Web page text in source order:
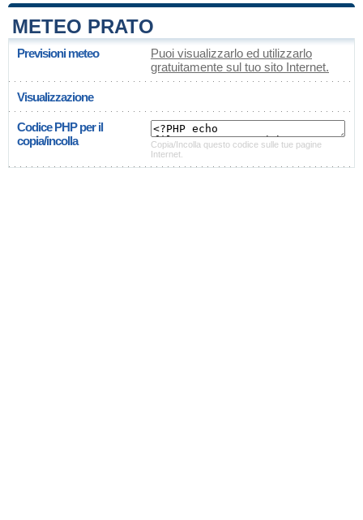
METEO PRATO
Previsioni meteo
Puoi visualizzarlo ed utilizzarlo
gratuitamente sul tuo sito Internet.
Visualizzazione
Codice PHP per il
copia/incolla
Copia/Incolla questo codice sulle tue pagine
Internet.